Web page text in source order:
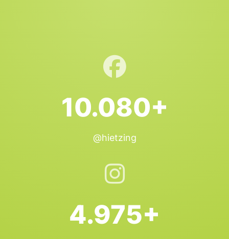
10.080+
@hietzing
4.975+